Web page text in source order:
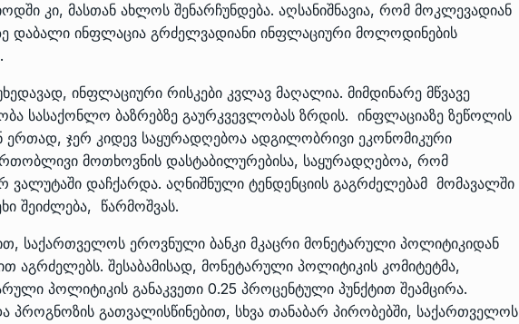
კი, მასთან ახლოს შენარჩუნდება. აღსანიშნავია, რომ მოკლევადიან
დაბალი ინფლაცია გრძელვადიანი ინფლაციური მოლოდინების
ინფლაციური რისკები კვლავ მაღალია. მიმდინარე მწვავე
სასაქონლო ბაზრებზე გაურკვევლობას ზრდის. ინფლაციაზე ზეწოლის
ერთად, ჯერ კიდევ საყურადღებოა ადგილობრივი ეკონომიკური
მოთხოვნის დასტაბილურებისა, საყურადღებოა, რომ
ვალუტაში დაჩქარდა. აღნიშნული ტენდენციის გაგრძელებამ მომავალში
შეიძლება, წარმოშვას.
საქართველოს ეროვნული ბანკი მკაცრი მონეტარული პოლიტიკიდან
აგრძელებს. შესაბამისად, მონეტარული პოლიტიკის კომიტეტმა,
პოლიტიკის განაკვეთი 0.25 პროცენტული პუნქტით შეამცირა.
პროგნოზის გათვალისწინებით, სხვა თანაბარ პირობებში, საქართველოს